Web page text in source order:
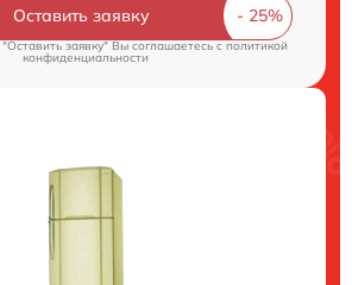
Оставить заявку
заявку" Вы соглашаетесь cполитикой
конфиденциальности